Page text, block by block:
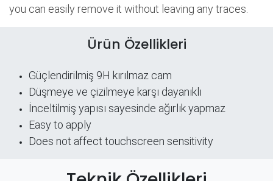
you can easily remove it without leaving any traces.
Ürün Özellikleri
Güçlendirilmiş 9H kırılmaz cam
Düşmeye ve çizilmeye karşı dayanıklı
İnceltilmiş yapısı sayesinde ağırlık yapmaz
Easy to apply
Does not affect touchscreen sensitivity